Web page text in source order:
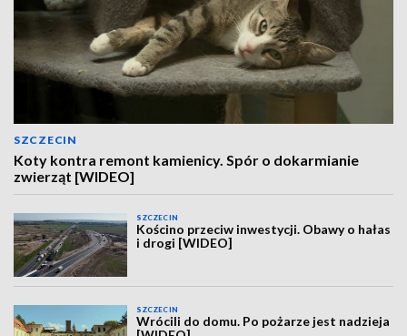
SZCZECIN
Koty kontra remont kamienicy. Spór o dokarmianie
zwierząt [WIDEO]
SZCZECIN
Kościno przeciw inwestycji. Obawy o hałas
i drogi [WIDEO]
SZCZECIN
Wrócili do domu. Po pożarze jest nadzieja